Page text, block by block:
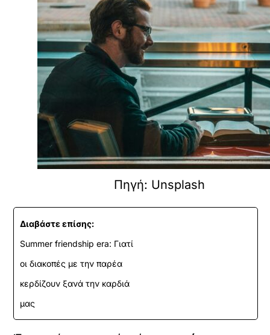
Πηγή: Unsplash
Διαβάστε επίσης:
Summer friendship era: Γιατί
οι διακοπές με την παρέα
κερδίζουν ξανά την καρδιά
μας